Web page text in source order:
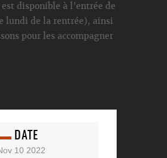
disponible à l’entrée de
lundi de la rentrée), ainsi
pour les accompagner
DATE
10 2022